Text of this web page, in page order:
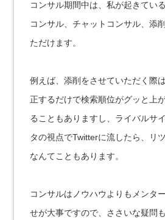
コンサル期間中は、私が起きてい
コンサル、チャットコンサル、添
ただけます。
例えば、添削をさせていただく際
正するだけで検索順位がグッと上
ることもありますし、ライバルサ
タの視点でTwitterに流したら、リ
なんてこともあります。
コンサルはノウハウよりもメンタ
せが大事ですので、ささいな疑問